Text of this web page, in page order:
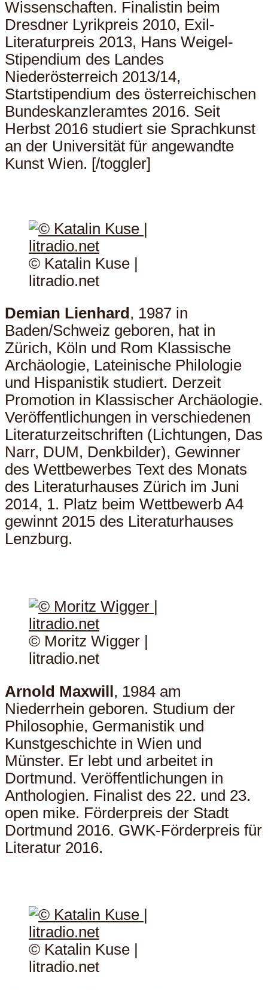
Wissenschaften. Finalistin beim
Dresdner Lyrikpreis 2010, Exil-
Literaturpreis 2013, Hans Weigel-
Stipendium des Landes
Niederösterreich 2013/14,
Startstipendium des österreichischen
Bundeskanzleramtes 2016. Seit
Herbst 2016 studiert sie Sprachkunst
an der Universität für angewandte
Kunst Wien. [/toggler]
© Katalin Kuse |
litradio.net
Demian Lienhard , 1987 in
Baden/Schweiz geboren, hat in
Zürich, Köln und Rom Klassische
Archäologie, Lateinische Philologie
und Hispanistik studiert. Derzeit
Promotion in Klassischer Archäologie.
Veröffentlichungen in verschiedenen
Literaturzeitschriften (Lichtungen, Das
Narr, DUM, Denkbilder), Gewinner
des Wettbewerbes Text des Monats
des Literaturhauses Zürich im Juni
2014, 1. Platz beim Wettbewerb A4
gewinnt 2015 des Literaturhauses
Lenzburg.
© Moritz Wigger |
litradio.net
Arnold Maxwill, 1984 am
Niederrhein geboren. Studium der
Philosophie, Germanistik und
Kunstgeschichte in Wien und
Münster. Er lebt und arbeitet in
Dortmund. Veröffentlichungen in
Anthologien. Finalist des 22. und 23.
open mike. Förderpreis der Stadt
Dortmund 2016. GWK-Förderpreis für
Literatur 2016.
© Katalin Kuse |
litradio.net